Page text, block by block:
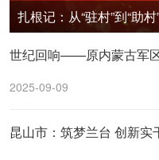
世纪回响——原内蒙古军
2025-09-09
昆山市：筑梦兰台 创新实